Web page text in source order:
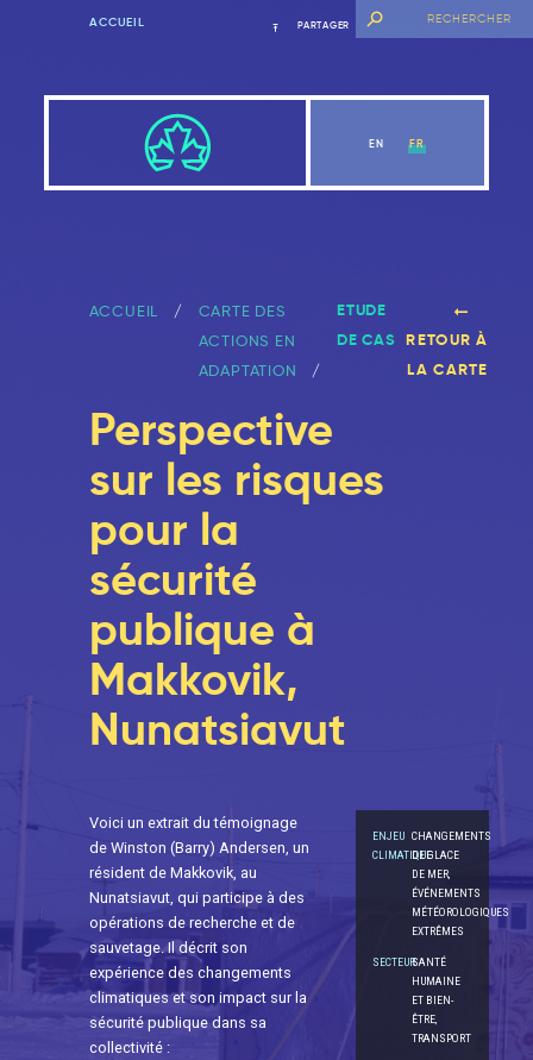
ACCUEIL PARTAGER
EN FR
ACCUEIL
CARTE DES
ACTIONS EN
ADAPTATION
ETUDE
DE CAS RETOUR À
LA CARTE
Perspective
sur les risques
pour la
sécurité
publique à
Makkovik,
Nunatsiavut
Voici un extrait du témoignage
de Winston (Barry) Andersen, un
résident de Makkovik, au
Nunatsiavut, qui participe à des
opérations de recherche et de
sauvetage. Il décrit son
expérience des changements
climatiques et son impact sur la
sécurité publique dans sa
collectivité :
ENJEU
CLIMATIQUE
CHANGEMENTS
DE GLACE
DE MER,
ÉVÉNEMENTS
MÉTÉOROLOGIQUES
EXTRÊMES
SECTEURSANTÉ
HUMAINE
ET BIEN-
ÊTRE,
TRANSPORT